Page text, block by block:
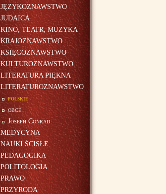
JĘZYKOZNAWSTWO
JUDAICA
KINO, TEATR, MUZYKA
KRAJOZNAWSTWO
KSIĘGOZNAWSTWO
KULTUROZNAWSTWO
LITERATURA PIĘKNA
LITERATUROZNAWSTWO
polskie
obce
Joseph Conrad
MEDYCYNA
NAUKI ŚCISŁE
PEDAGOGIKA
POLITOLOGIA
PRAWO
PRZYRODA